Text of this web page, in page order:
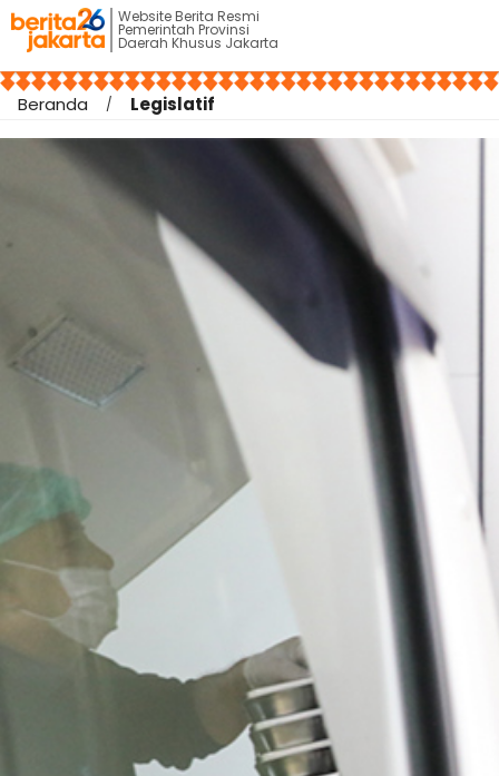
Website Berita Resmi
Pemerintah Provinsi
Daerah Khusus Jakarta
Beranda Legislatif